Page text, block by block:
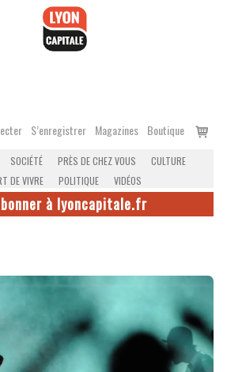
S’enregistrer Magazines Boutique
Voir
SOCIÉTÉ PRÈS DE CHEZ VOUS
CULTURE
DE VIVRE
POLITIQUE VIDÉOS
à lyoncapitale.fr